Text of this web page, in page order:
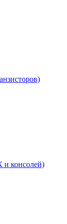
и консолей)